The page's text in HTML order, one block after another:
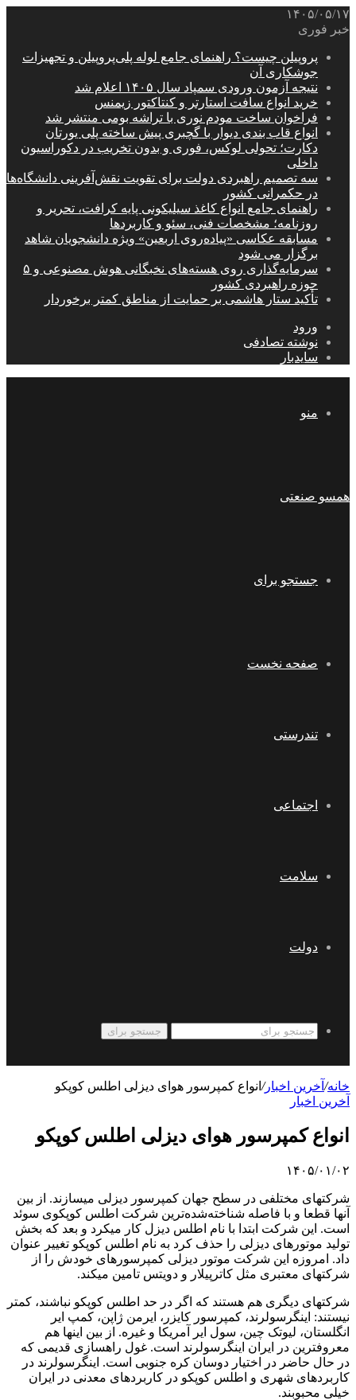
۱۴۰۵/۰۵/۱۷
خبر فوری
پروپیلن چیست؟ راهنمای جامع لوله پلی‌پروپیلن و تجهیزات
جوشکاری آن
نتیجه آزمون ورودی سمپاد سال ۱۴۰۵ اعلام شد
خرید انواع سافت استارتر و کنتاکتور زیمنس
فراخوان ساخت مودم نوری با تراشه بومی منتشر شد
انواع قاب بندی دیوار با گچبری پیش ساخته پلی یورتان
دکارت؛ تحولی لوکس، فوری و بدون تخریب در دکوراسیون
داخلی
سه تصمیم راهبردی دولت برای تقویت نقش‌آفرینی دانشگاه‌ها
در حکمرانی کشور
راهنمای جامع انواع کاغذ سیلیکونی پایه کرافت، تحریر و
روزنامه؛ مشخصات فنی، سئو و کاربردها
مسابقه عکاسی «پیاده‌روی اربعین» ویژه دانشجویان شاهد
برگزار می شود
سرمایه‌گذاری روی هسته‌های نخبگانی هوش مصنوعی و ۵
حوزه راهبردی کشور
تأکید ستار هاشمی بر حمایت از مناطق کمتر برخوردار
ورود
نوشته تصادفی
سایدبار
منو
همسو صنعتی
جستجو برای
صفحه نخست
تندرستی
اجتماعی
سلامت
دولت
جستجو برای
خانه/ آخرین اخبار/ انواع کمپرسور هوای دیزلی اطلس کوپکو
آخرین اخبار
انواع کمپرسور هوای دیزلی اطلس کوپکو
۱۴۰۵/۰۱/۰۲
شرکتهای مختلفی در سطح جهان کمپرسور دیزلی میسازند. از بین
آنها قطعا و با فاصله شناخته‌شده‌ترین شرکت اطلس کوپکوی سوئد
است. این شرکت ابتدا با نام اطلس دیزل کار میکرد و بعد که بخش
تولید موتورهای دیزلی را حذف کرد به نام اطلس کوپکو تغییر عنوان
داد. امروزه این شرکت موتور دیزلی کمپرسورهای خودش را از
شرکتهای معتبری مثل کاترپیلار و دویتس تامین میکند.
شرکتهای دیگری هم هستند که اگر در حد اطلس کوپکو نباشند، کمتر
نیستند: اینگرسولرند، کمپرسور کایزر، ایرمن ژاپن، کمپ ایر
انگلستان، لیوتک چین، سول ایر آمریکا و غیره. از بین اینها هم
معروفترین در ایران اینگرسولرند است. غول راهسازی قدیمی که
در حال حاضر در اختیار دوسان کره‌ جنوبی است. اینگرسولرند در
کاربردهای شهری و اطلس کوپکو در کاربردهای معدنی در ایران
خیلی محبوبند.